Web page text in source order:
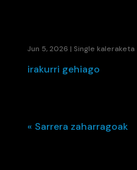
Jun 5, 2026 | Single kaleraketa
irakurri gehiago
« Sarrera zaharragoak